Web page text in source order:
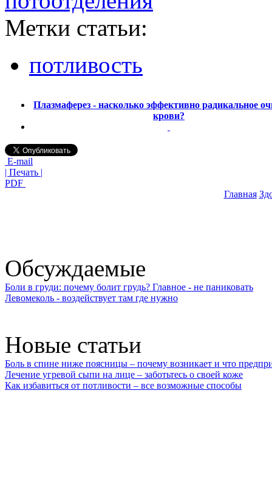
Метки статьи:
потливость
Плазмаферез - насколько эффективно радикальное
крови?
E-mail
| Печать |
PDF
Главная
Обсуждаемые
Боли в груди: почему болит грудь? Главное - не паниковать
Левомеколь - воздействует там где нужно
Новые статьи
Боль в спине ниже поясницы – почему возникает и что
Лечение угревой сыпи на лице – заботьтесь о своей коже
Как избавиться от потливости – все возможные способы